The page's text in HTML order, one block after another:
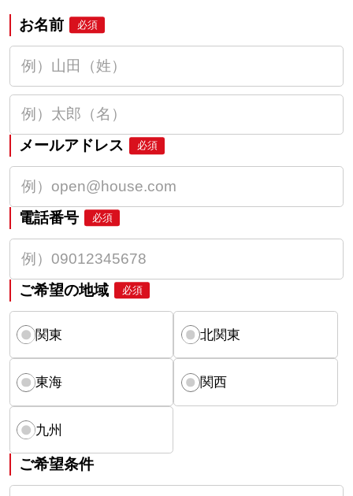
お名前 必須
メールアドレス 必須
電話番号 必須
ご希望の地域 必須
関東 北関東
東海 関西
九州
ご希望条件